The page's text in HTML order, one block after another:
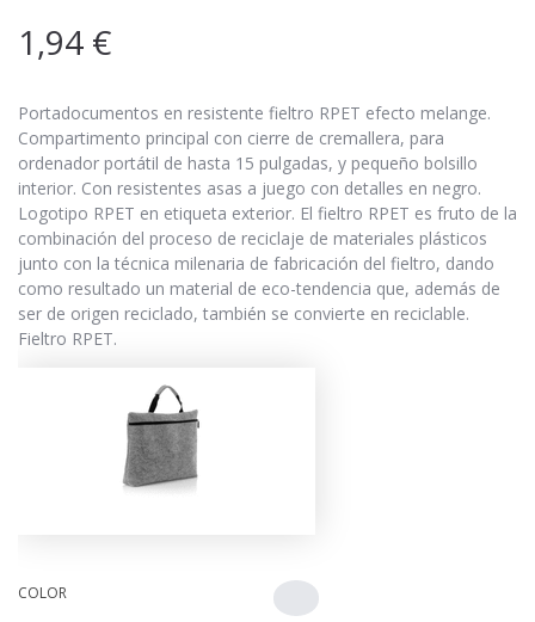
1,94 €
Portadocumentos en resistente fieltro RPET efecto melange.
Compartimento principal con cierre de cremallera, para
ordenador portátil de hasta 15 pulgadas, y pequeño bolsillo
interior. Con resistentes asas a juego con detalles en negro.
Logotipo RPET en etiqueta exterior. El fieltro RPET es fruto de la
combinación del proceso de reciclaje de materiales plásticos
junto con la técnica milenaria de fabricación del fieltro, dando
como resultado un material de eco-tendencia que, además de
ser de origen reciclado, también se convierte en reciclable.
Fieltro RPET.
COLOR